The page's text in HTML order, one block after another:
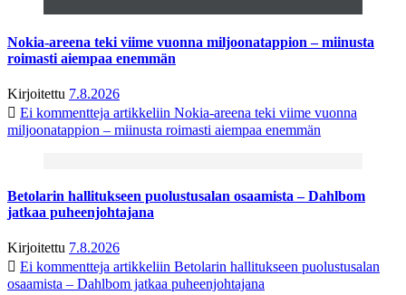
Nokia-areena teki viime vuonna miljoonatappion – miinusta
roimasti aiempaa enemmän
Kirjoitettu 7.8.2026
Ei kommentteja artikkeliin Nokia-areena teki viime vuonna
miljoonatappion – miinusta roimasti aiempaa enemmän
Betolarin hallitukseen puolustusalan osaamista – Dahlbom
jatkaa puheenjohtajana
Kirjoitettu 7.8.2026
Ei kommentteja artikkeliin Betolarin hallitukseen puolustusalan
osaamista – Dahlbom jatkaa puheenjohtajana